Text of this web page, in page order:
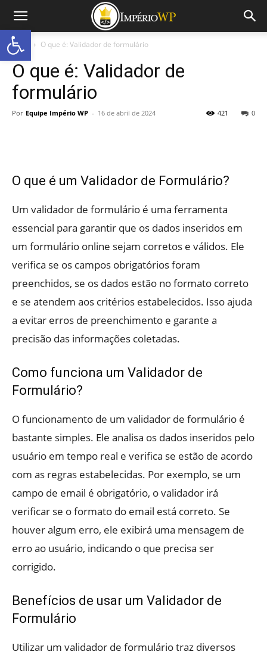
Início O que é: Validador de formulário
O que é: Validador de
formulário
Por Equipe Império WP - 16 de abril de 2024 0
421
O que é um Validador de Formulário?
Um validador de formulário é uma ferramenta
essencial para garantir que os dados inseridos em
um formulário online sejam corretos e válidos. Ele
verifica se os campos obrigatórios foram
preenchidos, se os dados estão no formato correto
e se atendem aos critérios estabelecidos. Isso ajuda
a evitar erros de preenchimento e garante a
precisão das informações coletadas.
Como funciona um Validador de
Formulário?
O funcionamento de um validador de formulário é
bastante simples. Ele analisa os dados inseridos pelo
usuário em tempo real e verifica se estão de acordo
com as regras estabelecidas. Por exemplo, se um
campo de email é obrigatório, o validador irá
verificar se o formato do email está correto. Se
houver algum erro, ele exibirá uma mensagem de
erro ao usuário, indicando o que precisa ser
corrigido.
Benefícios de usar um Validador de
Formulário
Utilizar um validador de formulário traz diversos
Abrir a barra de ferramentas